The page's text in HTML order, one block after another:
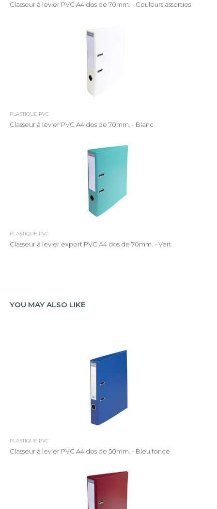
Classeur à levier PVC A4 dos de 70mm. - Couleurs assorties
PLASTIQUE PVC
Classeur à levier PVC A4 dos de 70mm. - Blanc
PLASTIQUE PVC
Classeur à levier export PVC A4 dos de 70mm. - Vert
YOU MAY ALSO LIKE
PLASTIQUE PVC
Classeur à levier PVC A4 dos de 50mm. - Bleu foncé